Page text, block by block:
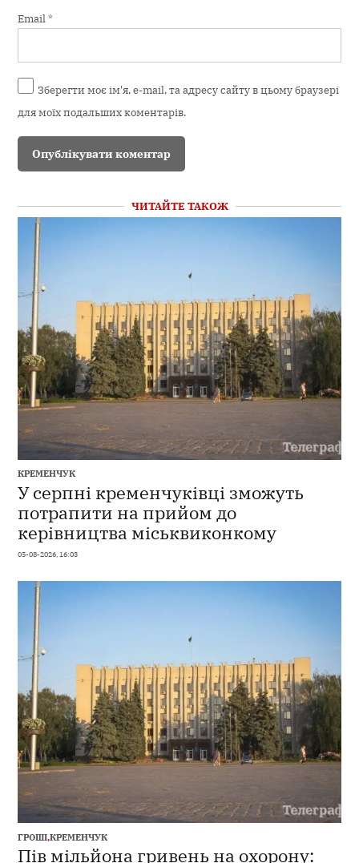
Email*
Зберегти моє ім'я, e-mail, та адресу сайту в цьому браузері
для моїх подальших коментарів.
ЧИТАЙТЕ ТАКОЖ
КРЕМЕНЧУК
У серпні кременчуківці зможуть
потрапити на прийом до
керівництва міськвиконкому
05-08-2026, 16:03
ГРОШІ,КРЕМЕНЧУК
Пів мільйона гривень на охорону: